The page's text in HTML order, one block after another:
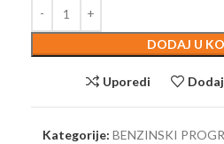
DODAJ U
Uporedi
Kategorije: BENZINSKI